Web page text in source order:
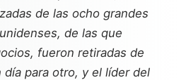
de las ocho grandes
de las que
fueron retiradas de
para otro, y el líder del